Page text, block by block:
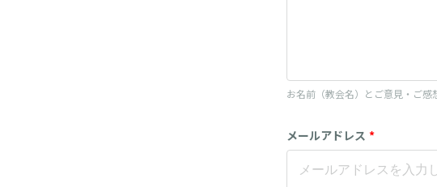
お名前（教会名）とご意見・ご感
メールアドレス *